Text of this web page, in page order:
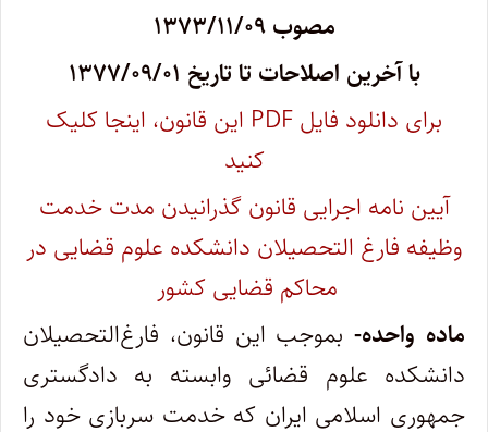
مصوب ۱۳۷۳/۱۱/۰۹
با آخرین اصلاحات تا تاریخ ۱۳۷۷/۰۹/۰۱
برای دانلود فایل PDF‌ ‌این قانون، اینجا کلیک
کنید
آیین نامه اجرایی قانون گذرانیدن مدت خدمت
وظیفه فارغ التحصیلان دانشکده علوم قضایی در
محاکم قضایی کشور
ماده واحده-بموجب این قانون، فارغ‌التحصیلان
دانشکده علوم قضائی وابسته به دادگستری
جمهوری اسلامی ایران که خدمت سربازی خود را